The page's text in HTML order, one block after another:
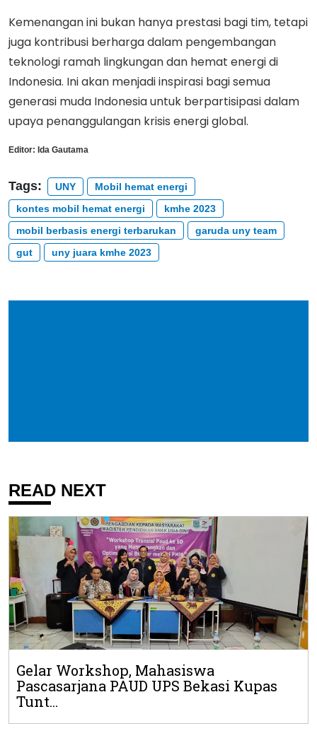
Kemenangan ini bukan hanya prestasi bagi tim, tetapi
juga kontribusi berharga dalam pengembangan
teknologi ramah lingkungan dan hemat energi di
Indonesia. Ini akan menjadi inspirasi bagi semua
generasi muda Indonesia untuk berpartisipasi dalam
upaya penanggulangan krisis energi global.
Editor: Ida Gautama
Tags: UNY
Mobil hemat energi
kontes mobil hemat energi
kmhe 2023
mobil berbasis energi terbarukan
garuda uny team
gut
uny juara kmhe 2023
READ NEXT
Gelar Workshop, Mahasiswa
Pascasarjana PAUD UPS Bekasi Kupas
Tunt...